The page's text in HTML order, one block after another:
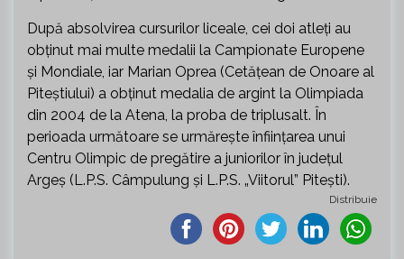
După absolvirea cursurilor liceale, cei doi atleți au
obținut mai multe medalii la Campionate Europene
și Mondiale, iar Marian Oprea (Cetățean de Onoare al
Piteștiului) a obținut medalia de argint la Olimpiada
din 2004 de la Atena, la proba de triplusalt. În
perioada următoare se urmărește înființarea unui
Centru Olimpic de pregătire a juniorilor în județul
Argeș (L.P.S. Câmpulung și L.P.S. „Viitorul” Pitești).
Distribuie